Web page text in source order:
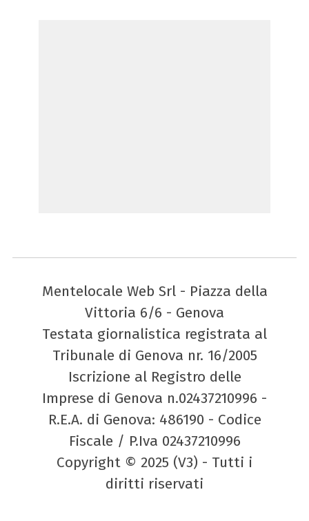
Mentelocale Web Srl - Piazza della
Vittoria 6/6 - Genova
Testata giornalistica registrata al
Tribunale di Genova nr. 16/2005
Iscrizione al Registro delle
Imprese di Genova n.02437210996 -
R.E.A. di Genova: 486190 - Codice
Fiscale / P.Iva 02437210996
Copyright © 2025 (V3) - Tutti i
diritti riservati